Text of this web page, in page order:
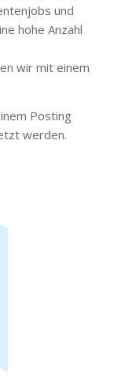
und
hohe Anzahl
wir mit einem
Posting
werden.